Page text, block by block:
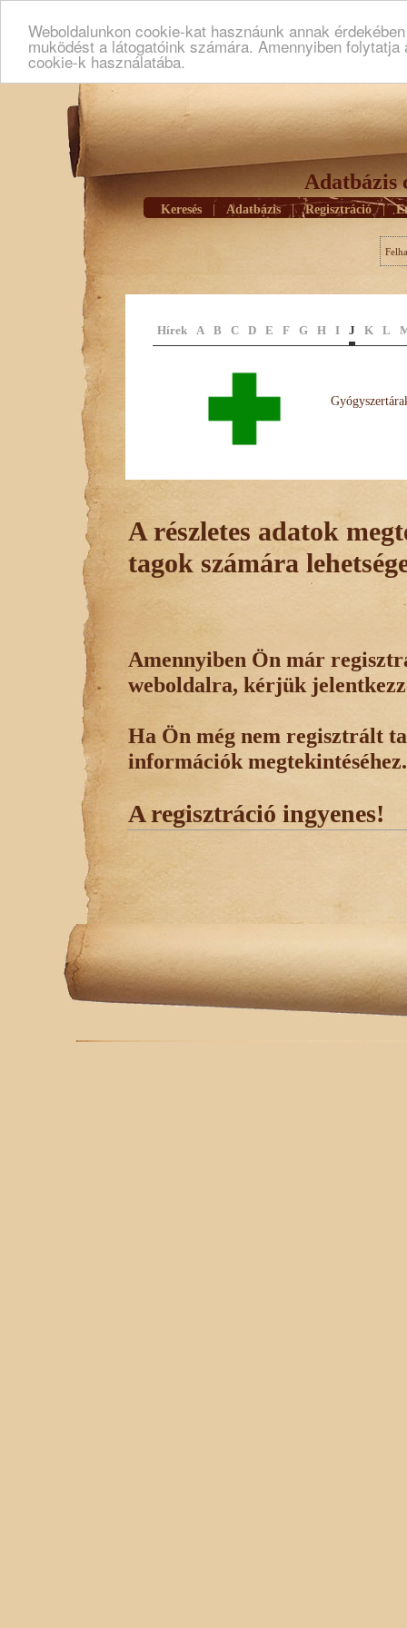
Weboldalunkon cookie-kat hasznáunk annak
muködést a látogatóink számára. Amennyiben
cookie-k használatába.
Adatbázis
Keresés Adatbázis | Regisztráció |
Hírek A B C D E F G H I J K L
A részletes adatok
tagok számára
Amennyiben Ön már
weboldalra, kérjük
Ha Ön még nem regisztrált
információk megtekintéséhez.
A regisztráció ingyenes!